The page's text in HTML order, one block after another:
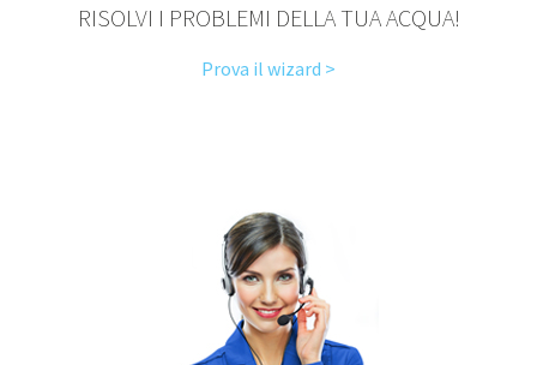
RISOLVI I PROBLEMI DELLA TUA ACQUA!
Prova il wizard >